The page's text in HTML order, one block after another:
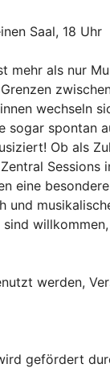
Saal, 18 Uhr
mehr als nur
wechseln
sogar spontan
Ob als
Sessions
eine
und
sind
werden,
gefördert